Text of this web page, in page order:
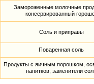
Замороженные молочные
консервированный
Соль и приправы
Поваренная соль
Продукты с яичным порошком,
напитков, заменители